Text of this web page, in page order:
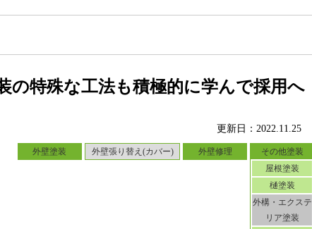
の特殊な工法も積極的に学んで採用へ
更新日：2022.11.25
外壁塗装 外壁張り替え(カバー) 外壁修理
その他塗装
屋根塗装
樋塗装
外構・エクステ
リア塗装